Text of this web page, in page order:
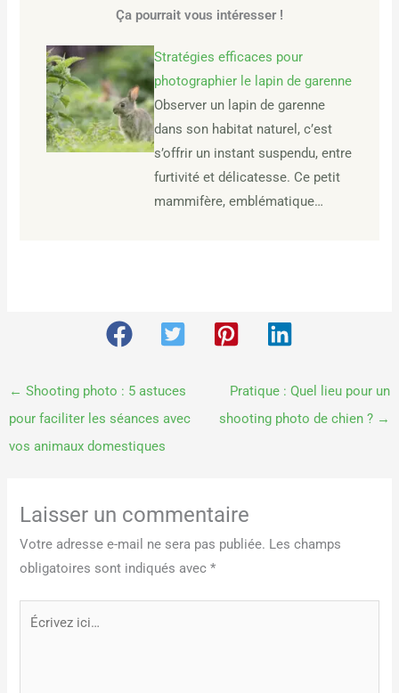
Ça pourrait vous intéresser !
Stratégies efficaces pour
photographier le lapin de garenne
Observer un lapin de garenne
dans son habitat naturel, c’est
s’offrir un instant suspendu, entre
furtivité et délicatesse. Ce petit
mammifère, emblématique…
← Shooting photo : 5 astuces
pour faciliter les séances avec
vos animaux domestiques
Pratique : Quel lieu pour un
shooting photo de chien ? →
Laisser un commentaire
Votre adresse e-mail ne sera pas publiée. Les champs
obligatoires sont indiqués avec*
Écrivez